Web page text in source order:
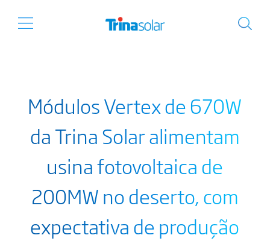
Módulos Vertex de 670W
da Trina Solar alimentam
usina fotovoltaica de
200MW no deserto, com
expectativa de produção